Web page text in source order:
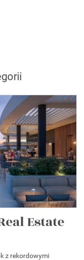
Estate
z rekordowymi